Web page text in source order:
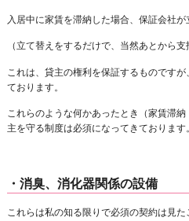
入居中に家賃を滞納した場合、保証会社
（立て替えをするだけで、当然あとから支
これは、貸主の権利を保証するものです
ております。
これらのような何かあったとき（家賃滞
主を守る制度は必須になってきております。
・消臭、消化器関係の設備
これらは私の知る限りで必須の契約は見た